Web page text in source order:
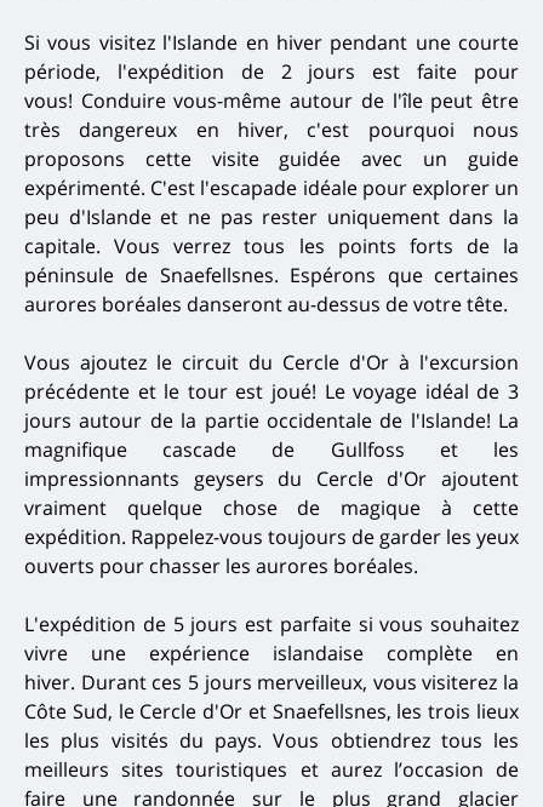
Si vous visitez l'Islande en hiver pendant une courte
période, l'expédition de 2 jours est faite pour
vous! Conduire vous-même autour de l'île peut être
très dangereux en hiver, c'est pourquoi nous
proposons cette visite guidée avec un guide
expérimenté. C'est l'escapade idéale pour explorer un
peu d'Islande et ne pas rester uniquement dans la
capitale.Vous verrez tous les points forts de la
péninsule de Snaefellsnes. Espérons que certaines
aurores boréales danseront au-dessus de votre tête.
Vous ajoutez le circuit du Cercle d'Or à l'excursion
précédente et le tour est joué! Le voyage idéal de 3
jours autour de la partie occidentale de l'Islande! La
magnifique cascade de Gullfoss et les
impressionnants geysers du Cercle d'Or ajoutent
vraiment quelque chose de magique à cette
expédition. Rappelez-vous toujours de garder les yeux
ouverts pour chasser les aurores boréales.
L'expédition de 5 jours est parfaite si vous souhaitez
vivre une expérience islandaise complète en
hiver. Durant ces 5 jours merveilleux, vous visiterez la
Côte Sud, le Cercle d'Or et Snaefellsnes, les trois lieux
les plus visités du pays.Vous obtiendrez tous les
meilleurs sites touristiques et aurez l’occasion de
faire une randonnée sur le plus grand glacier